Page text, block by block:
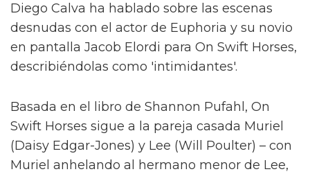
Diego Calva ha hablado sobre las escenas
desnudas con el actor de Euphoria y su novio
en pantalla Jacob Elordi para On Swift Horses,
describiéndolas como 'intimidantes'.
Basada en el libro de Shannon Pufahl, On
Swift Horses sigue a la pareja casada Muriel
(Daisy Edgar-Jones) y Lee (Will Poulter) – con
Muriel anhelando al hermano menor de Lee,